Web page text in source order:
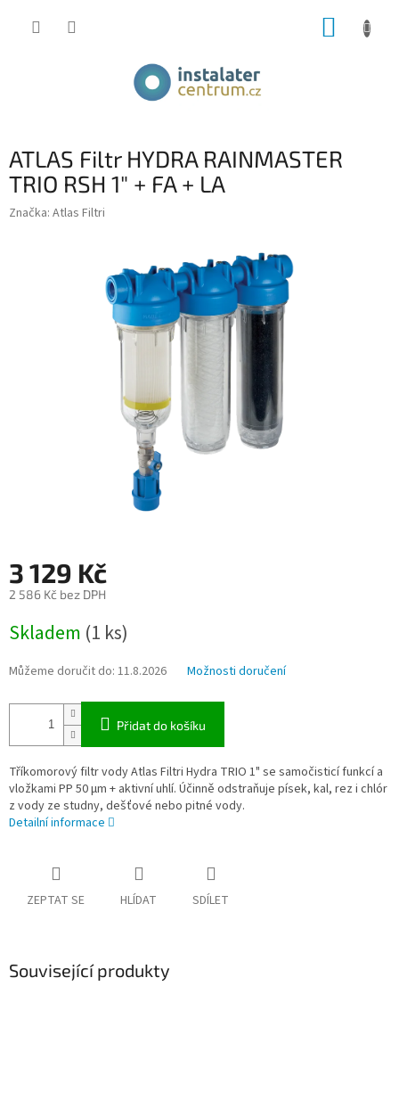
ATLAS Filtr HYDRA RAINMASTER
TRIO RSH 1" + FA + LA
Značka: Atlas Filtri
3 129 Kč
2 586 Kč bez DPH
cena:
Skladem (1 ks)
Můžeme doručit do: 11.8.2026 Možnosti doručení
Přidat do košíku
Tříkomorový filtr vody Atlas Filtri Hydra TRIO 1" se samočisticí funkcí a
vložkami PP 50 µm + aktivní uhlí. Účinně odstraňuje písek, kal, rez i chlór
z vody ze studny, dešťové nebo pitné vody.
Detailní informace
ZEPTAT SE HLÍDAT SDÍLET
Související produkty